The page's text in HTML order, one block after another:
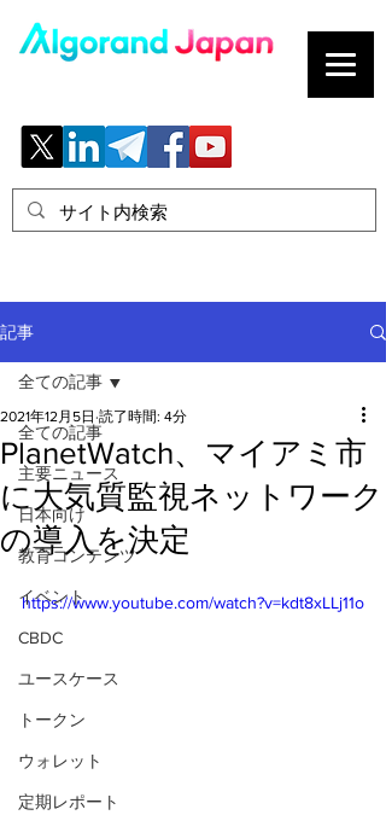
記事
全ての記事
主要ニュース
日本向け
教育コンテンツ
イベント
CBDC
ユースケース
トークン
ウォレット
定期レポート
全ての記事
PlanetWatch、マイアミ市
に大気質監視ネットワーク
の導入を決定
2021年12月5日 読了時間: 4分
https://www.youtube.com/watch?v=kdt8xLLj11o